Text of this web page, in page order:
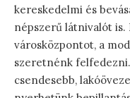
kereskedelmi és
népszerű látnivalót is.
városközpontot, a
szeretnénk felfedezni.
csendesebb,